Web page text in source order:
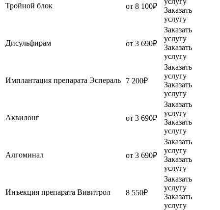
Тройной блок от 8 100₽
Заказать
услугу
Дисульфирам от 3 690₽
Заказать
услугу
Заказать
услугу
Имплантация препарата Эспераль 7 200₽
Заказать
услугу
Заказать
услугу
Аквилонг от 3 690₽
Заказать
услугу
Заказать
услугу
Алгоминал от 3 690₽
Заказать
услугу
Заказать
услугу
Инъекция препарата Вивитрол 8 550₽
Заказать
услугу
Заказать
услугу